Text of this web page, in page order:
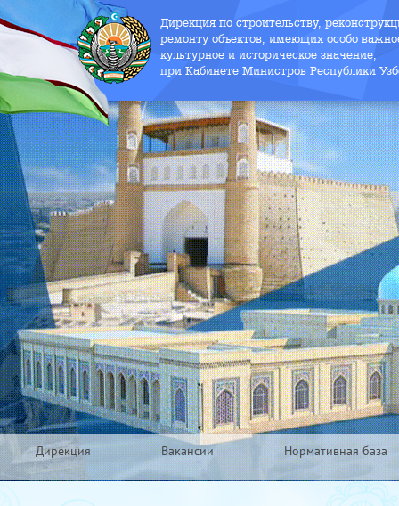
Дирекция по строительству,
ремонту объектов, имеющих особо
культурное и историческое значение,
при Кабинете Министров Республики
Дирекция Вакансии Нормативная база